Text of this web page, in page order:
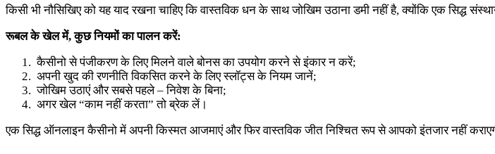
किसी भी नौसिखिए को यह याद रखना चाहिए कि वास्तविक धन के साथ जोखिम उठाना डमी नहीं है, क्योंकि एक सिद्ध
रूबल के खेल में, कुछ नियमों का पालन करें:
कैसीनो से पंजीकरण के लिए मिलने वाले बोनस का उपयोग करने से इंकार न करें;
अपनी खुद की रणनीति विकसित करने के लिए स्लॉट्स के नियम जानें;
जोखिम उठाएं और सबसे पहले – निवेश के बिना;
अगर खेल “काम नहीं करता” तो ब्रेक लें।
एक सिद्ध ऑनलाइन कैसीनो में अपनी किस्मत आजमाएं और फिर वास्तविक जीत निश्चित रूप से आपको इंतजार नहीं